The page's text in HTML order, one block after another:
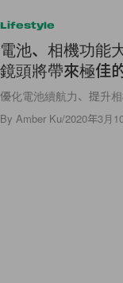
Lifestyle
電池、相機功能
鏡頭將帶來極佳
優化電池續航力、提升
By Amber Ku/2020年3月